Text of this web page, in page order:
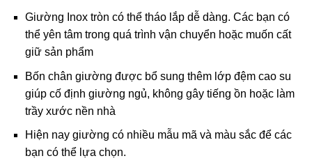
Giường Inox tròn có thể tháo lắp dễ dàng. Các bạn có
thể yên tâm trong quá trình vận chuyển hoặc muốn cất
giữ sản phẩm
Bốn chân giường được bổ sung thêm lớp đệm cao su
giúp cố định giường ngủ, không gây tiếng ồn hoặc làm
trầy xước nền nhà
Hiện nay giường có nhiều mẫu mã và màu sắc để các
bạn có thể lựa chọn.